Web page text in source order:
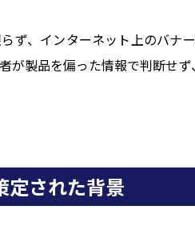
ず、インターネット上のバナ
が製品を偏った情報で判断せ
定された背景